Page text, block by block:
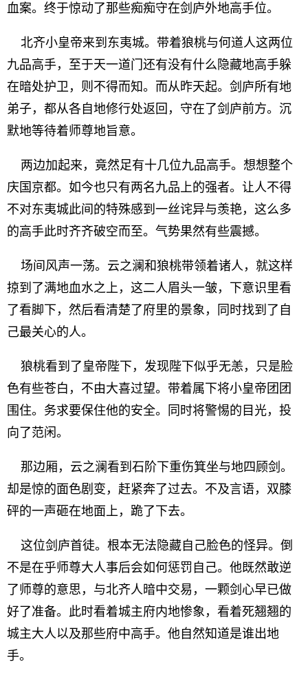
血案。终于惊动了那些痴痴守在剑庐外地高手位。
北齐小皇帝来到东夷城。带着狼桃与何道人这两位
九品高手，至于天一道门还有没有什么隐藏地高手躲
在暗处护卫，则不得而知。而从昨天起。剑庐所有地
弟子，都从各自地修行处返回，守在了剑庐前方。沉
默地等待着师尊地旨意。
两边加起来，竟然足有十几位九品高手。想想整个
庆国京都。如今也只有两名九品上的强者。让人不得
不对东夷城此间的特殊感到一丝诧异与羡艳，这么多
的高手此时齐齐破空而至。气势果然有些震撼。
场间风声一荡。云之澜和狼桃带领着诸人，就这样
掠到了满地血水之上，这二人眉头一皱，下意识里看
了看脚下，然后看清楚了府里的景象，同时找到了自
己最关心的人。
狼桃看到了皇帝陛下，发现陛下似乎无恙，只是脸
色有些苍白，不由大喜过望。带着属下将小皇帝团团
围住。务求要保住他的安全。同时将警惕的目光，投
向了范闲。
那边厢，云之澜看到石阶下重伤箕坐与地四顾剑。
却是惊的面色剧变，赶紧奔了过去。不及言语，双膝
砰的一声砸在地面上，跪了下去。
这位剑庐首徒。根本无法隐藏自己脸色的怪异。倒
不是在乎师尊大人事后会如何惩罚自己。他既然敢逆
了师尊的意思，与北齐人暗中交易，一颗剑心早已做
好了准备。此时看着城主府内地惨象，看着死翘翘的
城主大人以及那些府中高手。他自然知道是谁出地
手。